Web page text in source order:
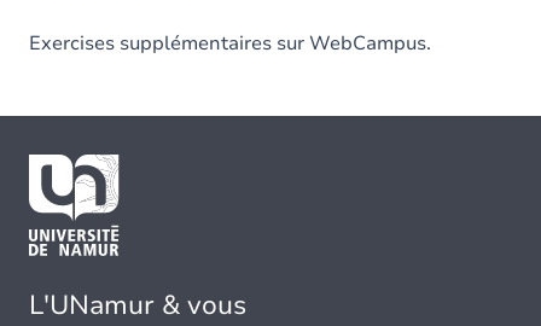
Exercises supplémentaires sur WebCampus.
L'UNamur & vous